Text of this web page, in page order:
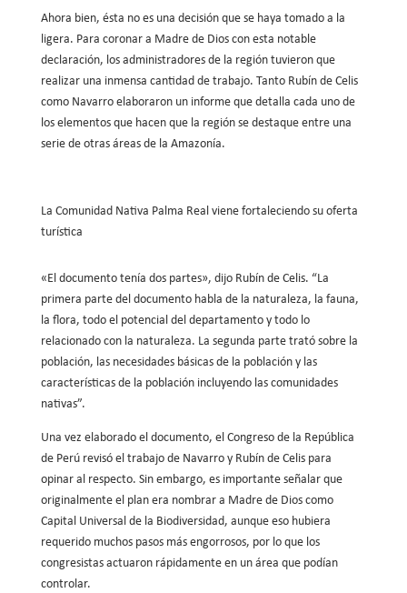
Ahora bien, ésta no es una decisión que se haya tomado a la
ligera. Para coronar a Madre de Dios con esta notable
declaración, los administradores de la región tuvieron que
realizar una inmensa cantidad de trabajo. Tanto Rubín de Celis
como Navarro elaboraron un informe que detalla cada uno de
los elementos que hacen que la región se destaque entre una
serie de otras áreas de la Amazonía.
La Comunidad Nativa Palma Real viene fortaleciendo su oferta
turística
«El documento tenía dos partes», dijo Rubín de Celis. “La
primera parte del documento habla de la naturaleza, la fauna,
la flora, todo el potencial del departamento y todo lo
relacionado con la naturaleza. La segunda parte trató sobre la
población, las necesidades básicas de la población y las
características de la población incluyendo las comunidades
nativas”.
Una vez elaborado el documento, el Congreso de la República
de Perú revisó el trabajo de Navarro y Rubín de Celis para
opinar al respecto. Sin embargo, es importante señalar que
originalmente el plan era nombrar a Madre de Dios como
Capital Universal de la Biodiversidad, aunque eso hubiera
requerido muchos pasos más engorrosos, por lo que los
congresistas actuaron rápidamente en un área que podían
controlar.